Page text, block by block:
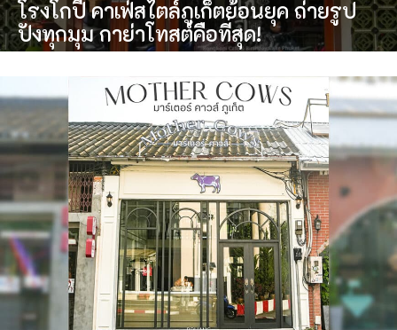
โรงโกปี้ คาเฟ่สไตล์ภูเก็ตย้อนยุค ถ่ายรูป
ปังทุกมุม กาย่าโทสต์คือที่สุด!